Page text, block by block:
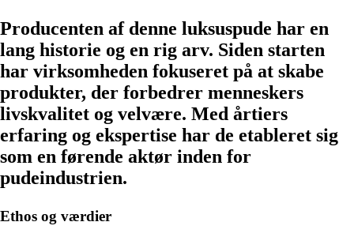
Producenten af denne luksuspude har en
lang historie og en rig arv. Siden starten
har virksomheden fokuseret på at skabe
produkter, der forbedrer menneskers
livskvalitet og velvære. Med årtiers
erfaring og ekspertise har de etableret sig
som en førende aktør inden for
pudeindustrien.
Ethos og værdier